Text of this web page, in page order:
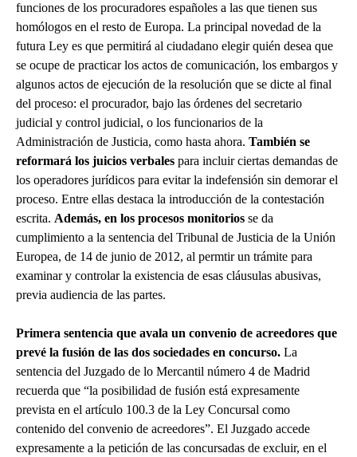
funciones de los procuradores españoles a las que tienen sus
homólogos en el resto de Europa. La principal novedad de la
futura Ley es que permitirá al ciudadano elegir quién desea que
se ocupe de practicar los actos de comunicación, los embargos y
algunos actos de ejecución de la resolución que se dicte al final
del proceso: el procurador, bajo las órdenes del secretario
judicial y control judicial, o los funcionarios de la
Administración de Justicia, como hasta ahora. También se
reformará los juicios verbales para incluir ciertas demandas de
los operadores jurídicos para evitar la indefensión sin demorar el
proceso. Entre ellas destaca la introducción de la contestación
escrita. Además, en los procesos monitorios se da
cumplimiento a la sentencia del Tribunal de Justicia de la Unión
Europea, de 14 de junio de 2012, al permtir un trámite para
examinar y controlar la existencia de esas cláusulas abusivas,
previa audiencia de las partes.
Primera sentencia que avala un convenio de acreedores que
prevé la fusión de las dos sociedades en concurso. La
sentencia del Juzgado de lo Mercantil número 4 de Madrid
recuerda que “la posibilidad de fusión está expresamente
prevista en el artículo 100.3 de la Ley Concursal como
contenido del convenio de acreedores”. El Juzgado accede
expresamente a la petición de las concursadas de excluir, en el